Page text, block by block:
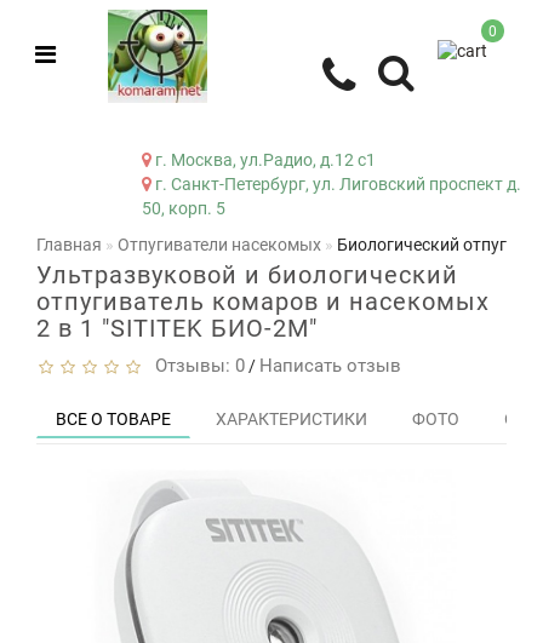
0
г. Москва, ул.Радио, д.12 с1
г. Санкт-Петербург, ул. Лиговский проспект д.
50, корп. 5
Главная
Отпугиватели насекомых Биологический
Ультразвуковой и биологический
отпугиватель комаров и насекомых
2 в 1 "SITITEK БИО-2М"
Отзывы: 0 / Написать отзыв
ВСЕ О ТОВАРЕ ХАРАКТЕРИСТИКИ ФОТО